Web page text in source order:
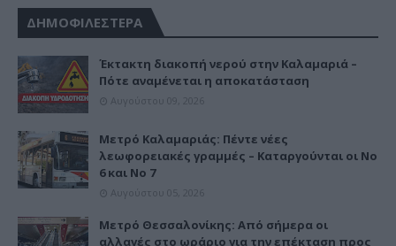
ΔΗΜΟΦΙΛΕΣΤΕΡΑ
Έκτακτη διακοπή νερού στην Καλαμαριά –
Πότε αναμένεται η αποκατάσταση
Αυγούστου 09, 2026
Μετρό Καλαμαριάς: Πέντε νέες
λεωφορειακές γραμμές – Καταργούνται οι Νο
6 και Νο 7
Αυγούστου 05, 2026
Μετρό Θεσσαλονίκης: Από σήμερα οι
αλλαγές στο ωράριο για την επέκταση προς